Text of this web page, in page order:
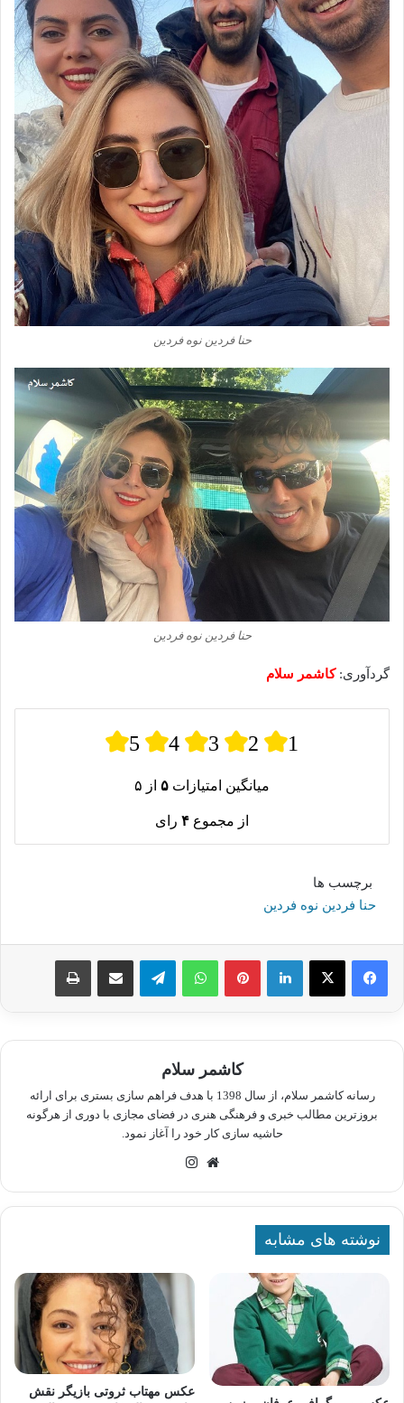
حنا فردین نوه فردین
حنا فردین نوه فردین
گردآوری:کاشمر سلام
5 4 3 2 1
میانگین امتیازات ۵ از ۵
از مجموع ۴ رای
برچسب ها
حنا فردین نوه فردین
لینکدین پینترستواتس آپ تلگرام اشتراک گذاری از طریق ایمیل چاپ
کاشمر سلام
رسانه کاشمر سلام، از سال 1398 با هدف فراهم سازی بستری برای ارائه
بروزترین مطالب خبری و فرهنگی هنری در فضای مجازی با دوری از هرگونه
حاشیه سازی کار خود را آغاز نمود.
وبسایت
نوشته های مشابه
عکس مهتاب ثروتی بازیگر نقش